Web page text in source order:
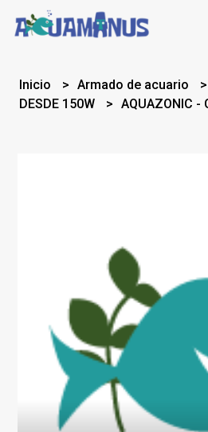
Inicio Armado de acuario
DESDE 150W
AQUAZONIC -